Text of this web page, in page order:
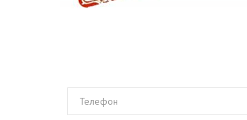
Телефон